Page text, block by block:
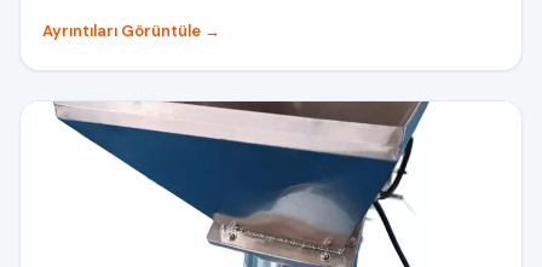
Ayrıntıları Görüntüle →